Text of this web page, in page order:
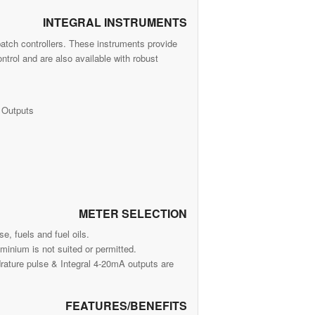
INTEGRAL INSTRUMENTS
controllers. These instruments provide
and are also available with robust
METER SELECTION
fuels and fuel oils.
is not suited or permitted.
pulse & Integral 4-20mA outputs are
FEATURES/BENEFITS